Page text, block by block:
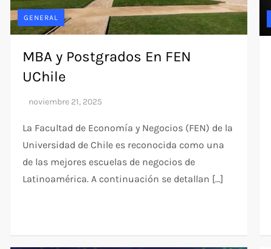
GENERAL
MBA y Postgrados En FEN
UChile
La Facultad de Economía y Negocios (FEN) de la
Universidad de Chile es reconocida como una
de las mejores escuelas de negocios de
Latinoamérica. A continuación se detallan […]